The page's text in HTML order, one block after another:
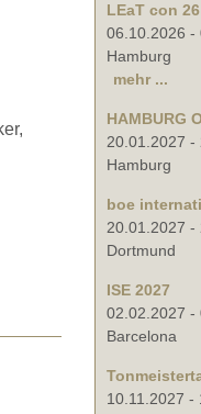
LEaT con 26
06.10.2026 -
Hamburg
mehr ...
HAMBURG
20.01.2027 -
Hamburg
boe
20.01.2027 -
Dortmund
ISE 2027
02.02.2027 -
Barcelona
10.11.2027 -